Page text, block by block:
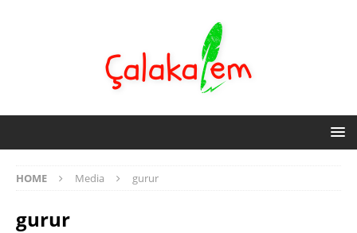
HOME Media gurur
gurur